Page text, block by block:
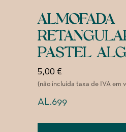
ALMOFADA
PASTEL
5,00 €
(não incluída taxa de IVA em
AL.699